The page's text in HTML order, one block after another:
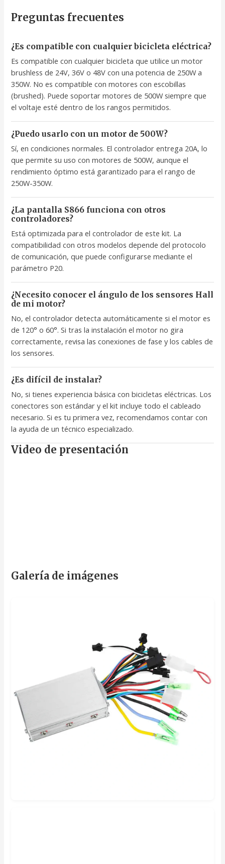
Preguntas frecuentes
¿Es compatible con cualquier bicicleta eléctrica?
Es compatible con cualquier bicicleta que utilice un motor
brushless de 24V, 36V o 48V con una potencia de 250W a
350W. No es compatible con motores con escobillas
(brushed). Puede soportar motores de 500W siempre que
el voltaje esté dentro de los rangos permitidos.
¿Puedo usarlo con un motor de 500W?
Sí, en condiciones normales. El controlador entrega 20A, lo
que permite su uso con motores de 500W, aunque el
rendimiento óptimo está garantizado para el rango de
250W-350W.
¿La pantalla S866 funciona con otros
controladores?
Está optimizada para el controlador de este kit. La
compatibilidad con otros modelos depende del protocolo
de comunicación, que puede configurarse mediante el
parámetro P20.
¿Necesito conocer el ángulo de los sensores Hall
de mi motor?
No, el controlador detecta automáticamente si el motor es
de 120° o 60°. Si tras la instalación el motor no gira
correctamente, revisa las conexiones de fase y los cables de
los sensores.
¿Es difícil de instalar?
No, si tienes experiencia básica con bicicletas eléctricas. Los
conectores son estándar y el kit incluye todo el cableado
necesario. Si es tu primera vez, recomendamos contar con
la ayuda de un técnico especializado.
Video de presentación
Galería de imágenes